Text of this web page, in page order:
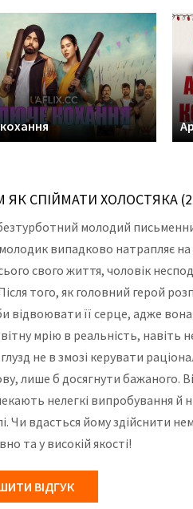
ЯК СПІЙМАТИ ХОЛОСТЯКА
молодий
випадково натрапляє
свого життя, чоловік
того, як головний герой
відвоювати її серце, адже
мрію в реальність, навіть
не в змозі керувати
лише б досягнути бажаного.
нелегкі випробування й
Чи вдасться йому здійснити
та у високій якості!
ВІДГУК